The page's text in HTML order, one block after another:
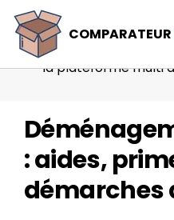
COMPARATEUR
Comparateur
Démarche
la plateforme multi
: aides,
démarches